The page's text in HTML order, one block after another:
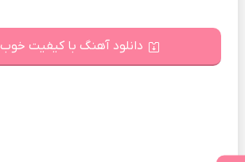
دانلود آهنگ با کیفیت خوب 128